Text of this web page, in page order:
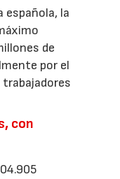
española, la
de
por el
con